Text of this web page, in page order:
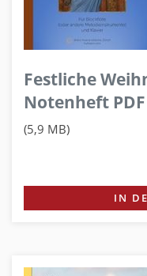
Festliche
Notenheft
(5,9 MB)
IN